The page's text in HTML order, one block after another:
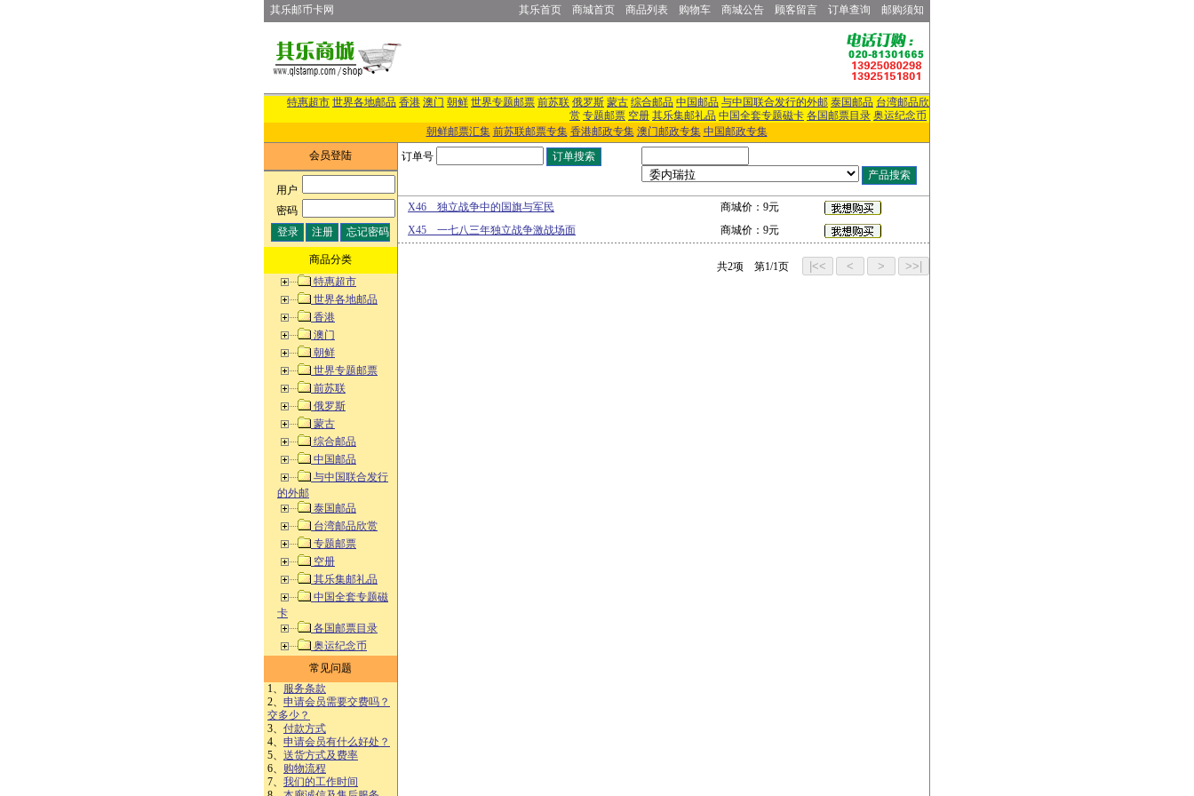
其乐邮币卡网 其乐首页 商城首页 商品列表 购物车 商城公告 顾客留言 订单查询 邮购须知
特惠超市 世界各地邮品 香港 澳门 朝鲜 世界专题邮票 前苏联 俄罗斯 蒙古 综合邮品 中国邮品 与中国联合发行的外邮 泰国邮品 台湾邮品欣
赏 专题邮票 空册 其乐集邮礼品 中国全套专题磁卡 各国邮票目录 奥运纪念币
朝鲜邮票汇集 前苏联邮票专集 香港邮政专集 澳门邮政专集 中国邮政专集
会员登陆
用户:
密码:
商品分类
特惠超市
世界各地邮品
香港
澳门
朝鲜
世界专题邮票
前苏联
俄罗斯
蒙古
综合邮品
中国邮品
与中国联合发行
的外邮
泰国邮品
台湾邮品欣赏
专题邮票
空册
其乐集邮礼品
中国全套专题磁
卡
各国邮票目录
奥运纪念币
常见问题
1、 服务条款
2、 申请会员需要交费吗？
交多少？
3、 付款方式
4、 申请会员有什么好处？
5、 送货方式及费率
6、 购物流程
7、 我们的工作时间
订单号
X46 独立战争中的国旗与军民
商城价：9元
X45 一七八三年独立战争激战场面
商城价：9元
共2项 第1/1页